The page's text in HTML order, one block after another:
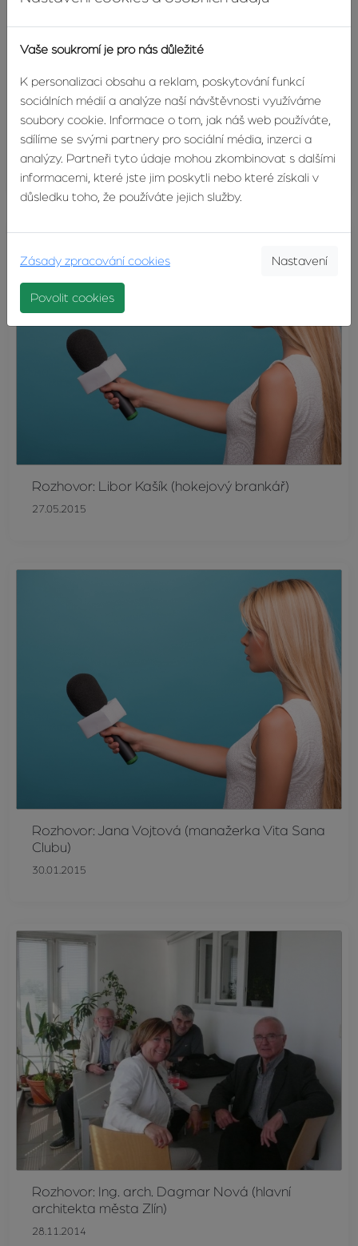
Ing. Karel Chudárek (ředitel zlínské správy ŘSD)
17.09.2015
Rozhovor: Libor Kašík (hokejový brankář)
27.05.2015
Rozhovor: Jana Vojtová (manažerka Vita Sana
Clubu)
30.01.2015
Rozhovor: Ing. arch. Dagmar Nová (hlavní
architekta města Zlín)
28.11.2014
Vaše soukromí je pro nás důležité
K personalizaci obsahu a reklam, poskytování funkcí
sociálních médií a analýze naší návštěvnosti využíváme
soubory cookie. Informace o tom, jak náš web používáte,
sdílíme se svými partnery pro sociální média, inzerci a
analýzy. Partneři tyto údaje mohou zkombinovat s dalšími
informacemi, které jste jim poskytli nebo které získali v
důsledku toho, že používáte jejich služby.
Zásady zpracování cookies Nastavení
Povolit cookies